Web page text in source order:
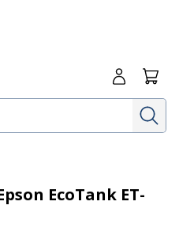
Me
EcoTank ET-